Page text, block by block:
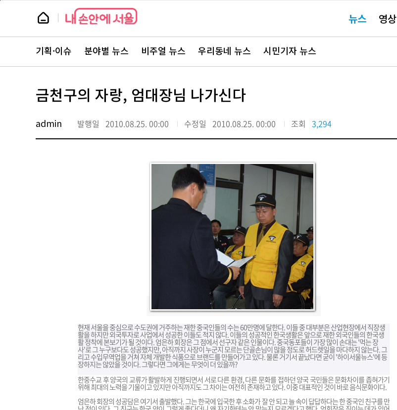
본
뉴
스 요뉴스 영상
뉴
스
주
서
바
로
기획·이슈 분야별 뉴스 비주얼 뉴스 우리동네 뉴스 시민기자 뉴스
금천구의 자랑, 엄대장님 나가신다
admin 발행일 2010.08.25. 00:00 수정일 2010.08.25. 00:00 조회 3,294
현재 서울을 중심으로 수도권에 거주하는 재한 중국인들의 수는 60만명에 달한다. 이들 중 대부분은 산업현장에서 직장생
활을 하지만 외국투자로 사업에서 성공한 이들도 적지 않다. 이들의 성공적인 한국생활은 앞으로 재한 외국인들의 한국생
활 정착에 본보기가 될 것이다. 엄은하 회장은 그 점에서 선구자 같은 인물이다. 중국동포들이 가장 많이 손대는 '먹는 장
사'로 그 누구보다도 성공했지만, 아직까지 사장이 누군지 모르는 단골손님이 많을 정도로 허드렛일을 마다하지 않는다. 그
리고 수입무역업을 거쳐 자체 개발한 식품으로 브랜드를 만들어가고 있다. 물론 거기서 끝났다면 굳이 '하이서울뉴스'에 등
장하지는 않았을 것이다. 그렇다면 그에게는 무엇이 더 있을까?
한중수교 후 양국의 교류가 활발하게 진행되면서 서로 다른 환경, 다른 문화를 접하던 양국 국민들은 문화차이를 좁혀가기
위해 최대의 노력을 기울이고 있지만 아직까지도 그 차이는 여전히 존재하고 있다. 이중 대표적인 것이 바로 음식문화이다.
엄은하 회장의 성공담은 여기서 출발했다. 그는 한국에 입국한 후 소화가 잘 안 되고 늘 속이 답답하다는 한 중국인 친구를 만
페